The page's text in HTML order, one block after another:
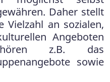
Daher stellt
Vielzahl an sozialen,
Angeboten
z.B. das
sowie